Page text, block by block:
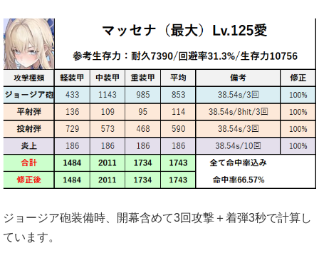
ジョージア砲装備時、開幕含めて3回攻撃＋着弾3秒で計算し
ています。